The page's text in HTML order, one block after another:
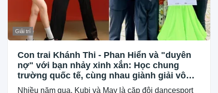
Giải trí
Con trai Khánh Thi - Phan Hiển và "duyên
nợ" với bạn nhảy xinh xắn: Học chung
trường quốc tế, cùng nhau giành giải vô
địch thế giới
Nhiều năm qua, Kubi và May là cặp đôi dancesport